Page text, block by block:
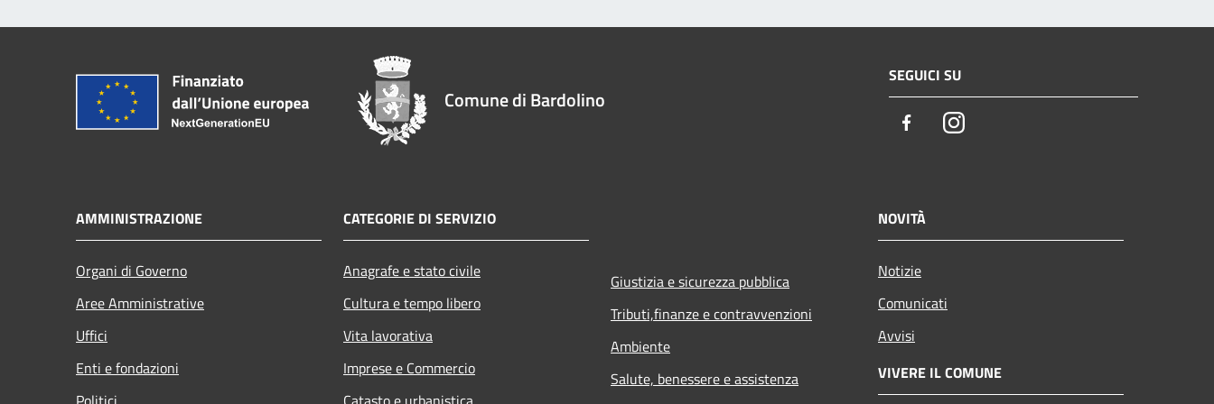
Comune di Bardolino
SEGUICI SU
FacebookInstagram
AMMINISTRAZIONE
Organi di Governo
Aree Amministrative
Uffici
Enti e fondazioni
CATEGORIE DI SERVIZIO
Anagrafe e stato civile
Cultura e tempo libero
Vita lavorativa
Imprese e Commercio
Giustizia e sicurezza pubblica
Tributi,finanze e contravvenzioni
Ambiente
Salute, benessere e assistenza
NOVITÀ
Notizie
Comunicati
Avvisi
VIVERE IL COMUNE